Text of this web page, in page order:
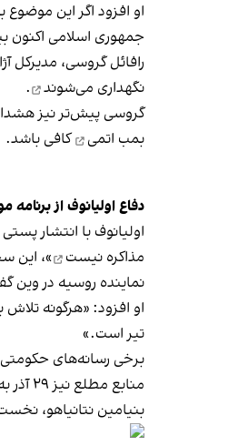
او افزود اگر این
جمهوری اسلامی اکنون بیش از ۴۰۰ کیلوگرم اورانیوم با غنای
رافائل گروسی، مدیرکل
نگهداری می‌شوند
.
گروسی پیش‌تر نیز
بمب اتمی
کافی باشد.
دفاع اولیانوف از
اولیانوف با انتشار
مذاکره نیست
»، این
نماینده روسیه در وین
او افزود: «هرگونه
تیر است.»
برخی رسانه‌های
منابع مطلع نیز ۲۹ آذر به ایران‌اینترنشنال
بنیامین نتانیاهو،